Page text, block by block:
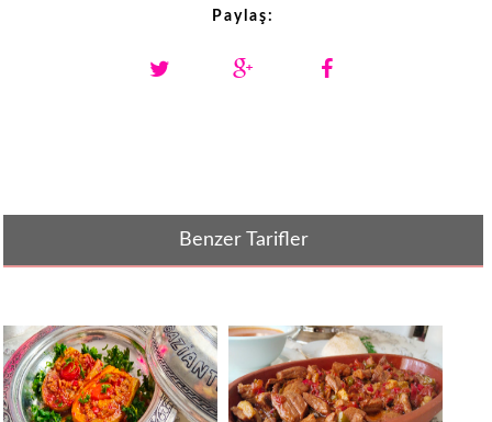
Paylaş:
Benzer Tarifler